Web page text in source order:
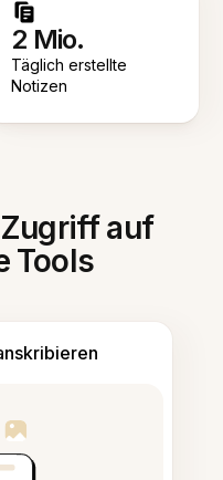
2 Mio.
Täglich erstellte
Notizen
auf
Tools